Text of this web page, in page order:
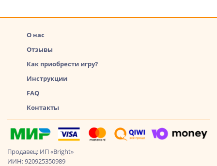
О нас
Отзывы
Как приобрести игру?
Инструкции
FAQ
Контакты
Продавец: ИП «Bright»
ИИН: 920925350989